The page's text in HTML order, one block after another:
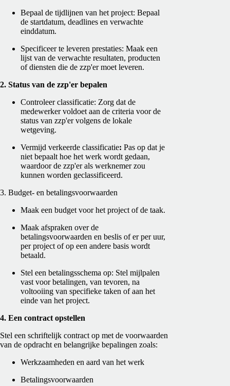
Bepaal de tijdlijnen van het project: Bepaal
de startdatum, deadlines en verwachte
einddatum.
Specificeer te leveren prestaties: Maak een
lijst van de verwachte resultaten, producten
of diensten die de zzp'er moet leveren.
2. Status van de zzp'er bepalen
Controleer classificatie: Zorg dat de
medewerker voldoet aan de criteria voor de
status van zzp'er volgens de lokale
wetgeving.
Vermijd verkeerde classificatie: Pas op dat je
niet bepaalt hoe het werk wordt gedaan,
waardoor de zzp'er als werknemer zou
kunnen worden geclassificeerd.
3. Budget- en betalingsvoorwaarden
Maak een budget voor het project of de taak.
Maak afspraken over de
betalingsvoorwaarden en beslis of er per uur,
per project of op een andere basis wordt
betaald.
Stel een betalingsschema op: Stel mijlpalen
vast voor betalingen, van tevoren, na
voltooiing van specifieke taken of aan het
einde van het project.
4. Een contract opstellen
Stel een schriftelijk contract op met de voorwaarden
van de opdracht en belangrijke bepalingen zoals:
Werkzaamheden en aard van het werk
Betalingsvoorwaarden